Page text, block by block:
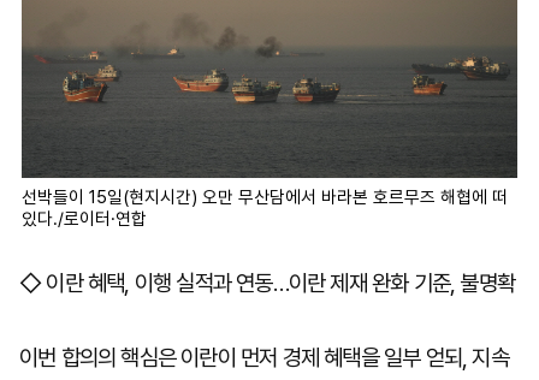
선박들이 15일(현지시간) 오만 무산담에서 바라본 호르무즈 해협에 떠
있다./로이터·연합
◇ 이란 혜택, 이행 실적과 연동…이란 제재 완화 기준, 불명확
이번 합의의 핵심은 이란이 먼저 경제 혜택을 일부 얻되, 지속